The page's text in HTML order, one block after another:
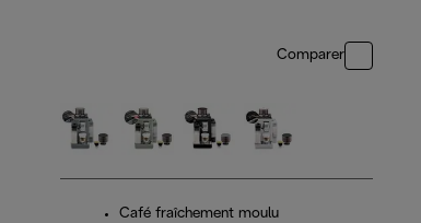
Comparer
Café fraîchement moulu